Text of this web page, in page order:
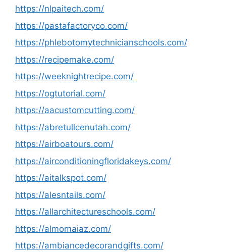
https://nlpaitech.com/
https://pastafactoryco.com/
https://phlebotomytechnicianschools.com/
https://recipemake.com/
https://weeknightrecipe.com/
https://ogtutorial.com/
https://aacustomcutting.com/
https://abretullcenutah.com/
https://airboatours.com/
https://airconditioningfloridakeys.com/
https://aitalkspot.com/
https://alesntails.com/
https://allarchitectureschools.com/
https://almomaiaz.com/
https://ambiancedecorandgifts.com/